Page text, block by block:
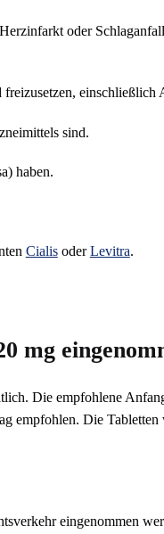
oder
einschließlich
sind.
haben.
CialisoderLevitra.
mg
Die empfohlene
empfohlen. Die
eingenommen